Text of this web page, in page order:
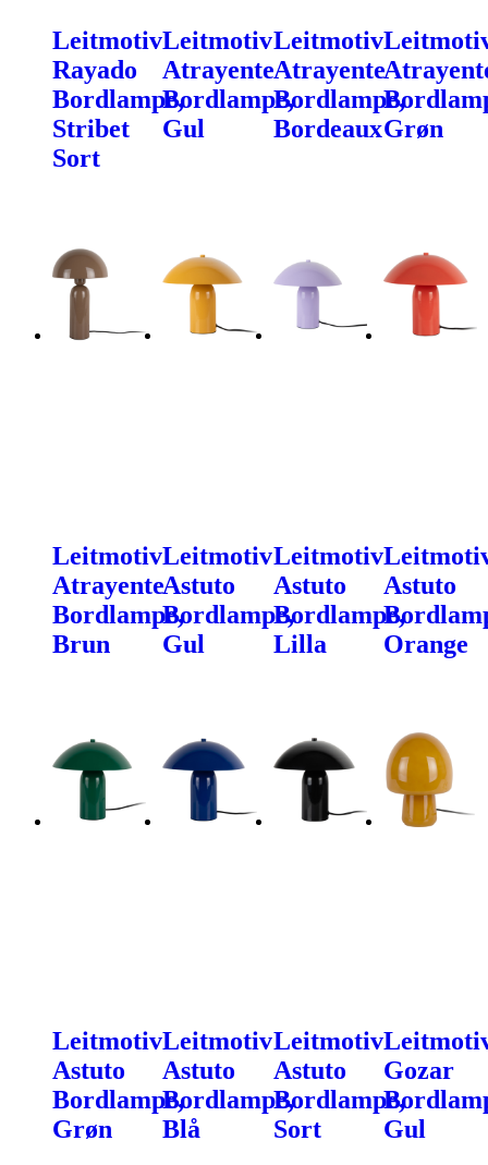
Leitmotiv
Rayado
Bordlampe,
Stribet
Sort
Leitmotiv
Atrayente
Bordlampe,
Gul
Leitmotiv
Atrayente
Bordlampe,
BordeauxGrøn
Leitmotiv
Atrayente
Bordlampe,
Brun
Leitmotiv
Astuto
Bordlampe,
Gul
Leitmotiv
Astuto
Bordlampe,
Lilla
Astuto
Orange
Leitmotiv
Astuto
Bordlampe,
Grøn
Leitmotiv
Astuto
Bordlampe,
Blå
Leitmotiv
Astuto
Bordlampe,
Sort
Gozar
Gul